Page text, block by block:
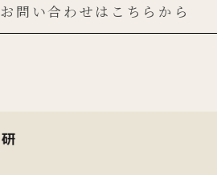
お問い合わせはこちらから